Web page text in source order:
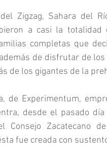
Zigzag, Sahara del
a casi la
completas que
de disfrutar de
de los gigantes de la
de Experimentum,
desde el pasado
Consejo Zacatecano
fue creada con